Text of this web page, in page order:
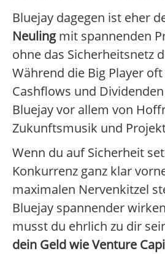
Bluejay dagegen ist eher
Neulingmit spannenden
ohne das Sicherheitsnetz
Während die Big Player
Cashflows und
Bluejay vor allem von
Zukunftsmusik und
Wenn du auf Sicherheit
Konkurrenz ganz klar
maximalen Nervenkitzel
Bluejay spannender
musst du ehrlich zu dir
dein Geld wie Venture